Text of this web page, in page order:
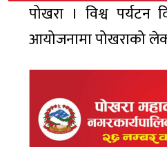
पोखरा । विश्व
आयोजनामा पोखराको